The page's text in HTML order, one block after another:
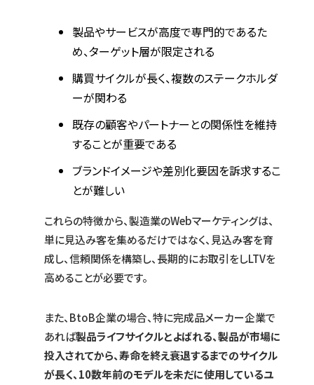
製品やサービスが高度で専門的であるた
め、ターゲット層が限定される
購買サイクルが長く、複数のステークホルダ
ーが関わる
既存の顧客やパートナーとの関係性を維持
することが重要である
ブランドイメージや差別化要因を訴求するこ
とが難しい
これらの特徴から、製造業のWebマーケティングは、
単に見込み客を集めるだけではなく、見込み客を育
成し、信頼関係を構築し、長期的にお取引をしLTVを
高めることが必要です。
また、BtoB企業の場合、特に完成品メーカー企業で
あれば製品ライフサイクルとよばれる、製品が市場に
投入されてから、寿命を終え衰退するまでのサイクル
が長く、10数年前のモデルを未だに使用しているユ